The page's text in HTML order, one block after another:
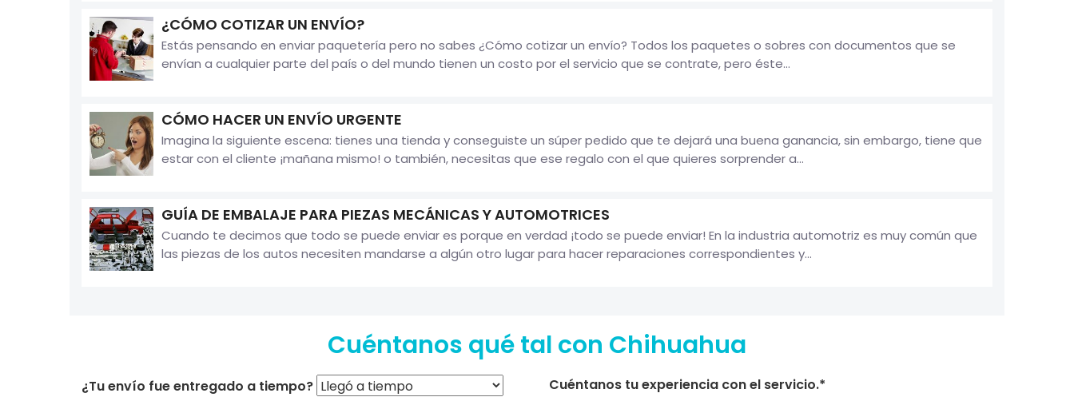
¿CÓMO COTIZAR UN ENVÍO?
Estás pensando en enviar paquetería pero no sabes ¿Cómo cotizar un envío? Todos los paquetes o sobres con documentos que se
envían a cualquier parte del país o del mundo tienen un costo por el servicio que se contrate, pero éste...
CÓMO HACER UN ENVÍO URGENTE
Imagina la siguiente escena: tienes una tienda y conseguiste un súper pedido que te dejará una buena ganancia, sin embargo, tiene que
estar con el cliente ¡mañana mismo! o también, necesitas que ese regalo con el que quieres sorprender a...
GUÍA DE EMBALAJE PARA PIEZAS MECÁNICAS Y AUTOMOTRICES
Cuando te decimos que todo se puede enviar es porque en verdad ¡todo se puede enviar! En la industria automotriz es muy común que
las piezas de los autos necesiten mandarse a algún otro lugar para hacer reparaciones correspondientes y...
Cuéntanos qué tal con Chihuahua
¿Tu envío fue entregado a tiempo?
Cuéntanos tu experiencia con el servicio.*